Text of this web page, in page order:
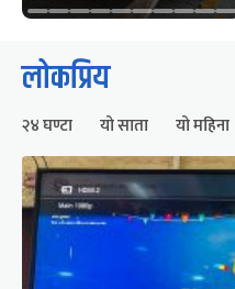
लोकप्रिय
२४ घण्टा यो साता यो महिना